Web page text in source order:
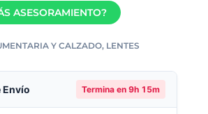
ASESORAMIENTO?
Y CALZADO, LENTES
Envío Termina en 9h 15m